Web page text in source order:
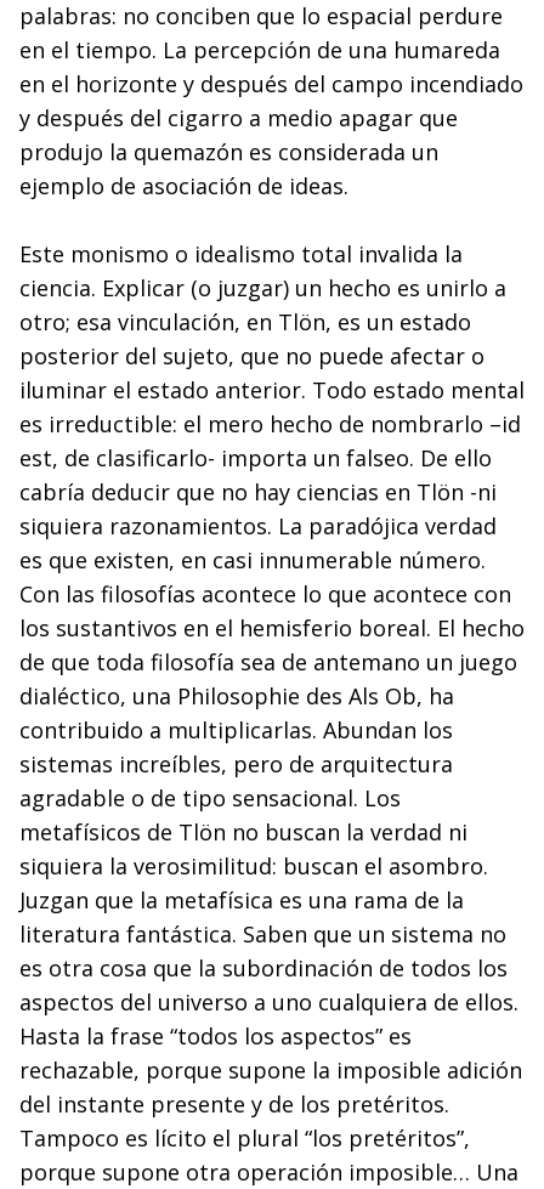
palabras: no conciben que lo espacial perdure
en el tiempo. La percepción de una humareda
en el horizonte y después del campo incendiado
y después del cigarro a medio apagar que
produjo la quemazón es considerada un
ejemplo de asociación de ideas.
Este monismo o idealismo total invalida la
ciencia. Explicar (o juzgar) un hecho es unirlo a
otro; esa vinculación, en Tlön, es un estado
posterior del sujeto, que no puede afectar o
iluminar el estado anterior. Todo estado mental
es irreductible: el mero hecho de nombrarlo –id
est, de clasificarlo- importa un falseo. De ello
cabría deducir que no hay ciencias en Tlön -ni
siquiera razonamientos. La paradójica verdad
es que existen, en casi innumerable número.
Con las filosofías acontece lo que acontece con
los sustantivos en el hemisferio boreal. El hecho
de que toda filosofía sea de antemano un juego
dialéctico, una Philosophie des Als Ob, ha
contribuido a multiplicarlas. Abundan los
sistemas increíbles, pero de arquitectura
agradable o de tipo sensacional. Los
metafísicos de Tlön no buscan la verdad ni
siquiera la verosimilitud: buscan el asombro.
Juzgan que la metafísica es una rama de la
literatura fantástica. Saben que un sistema no
es otra cosa que la subordinación de todos los
aspectos del universo a uno cualquiera de ellos.
Hasta la frase “todos los aspectos” es
rechazable, porque supone la imposible adición
del instante presente y de los pretéritos.
Tampoco es lícito el plural “los pretéritos”,
porque supone otra operación imposible… Una